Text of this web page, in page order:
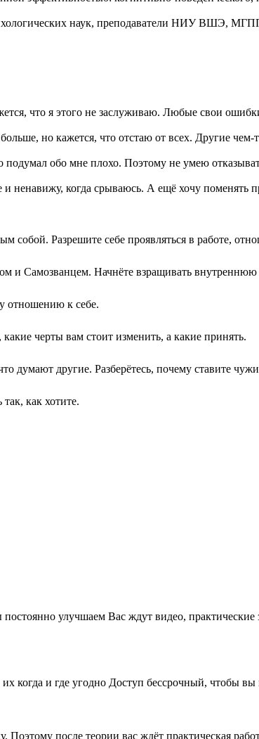
наук, преподаватели НИУ ВШЭ,
что я этого не заслуживаю. Любые свои
но кажется, что отстаю от всех. Другие чем-
обо мне плохо. Поэтому не умею
ненавижу, когда срываюсь. А ещё хочу поменять
Разрешите себе проявляться в работе,
и Самозванцем. Начнёте взращивать внутреннюю
отношению к себе.
черты вам стоит изменить, а какие принять.
думают другие. Разберётесь, почему ставите
как хотите.
улучшаем Вас ждут видео, практические
когда и где угодно Доступ бессрочный, чтобы
Поэтому после теории вас ждёт практическая